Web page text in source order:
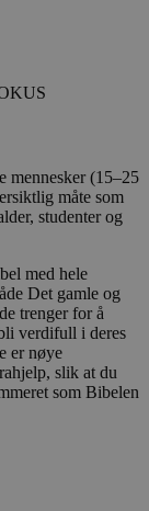
mennesker (15–25
måte som
studenter og
med hele
Det gamle og
trenger for å
verdifull i deres
er nøye
slik at du
som Bibelen